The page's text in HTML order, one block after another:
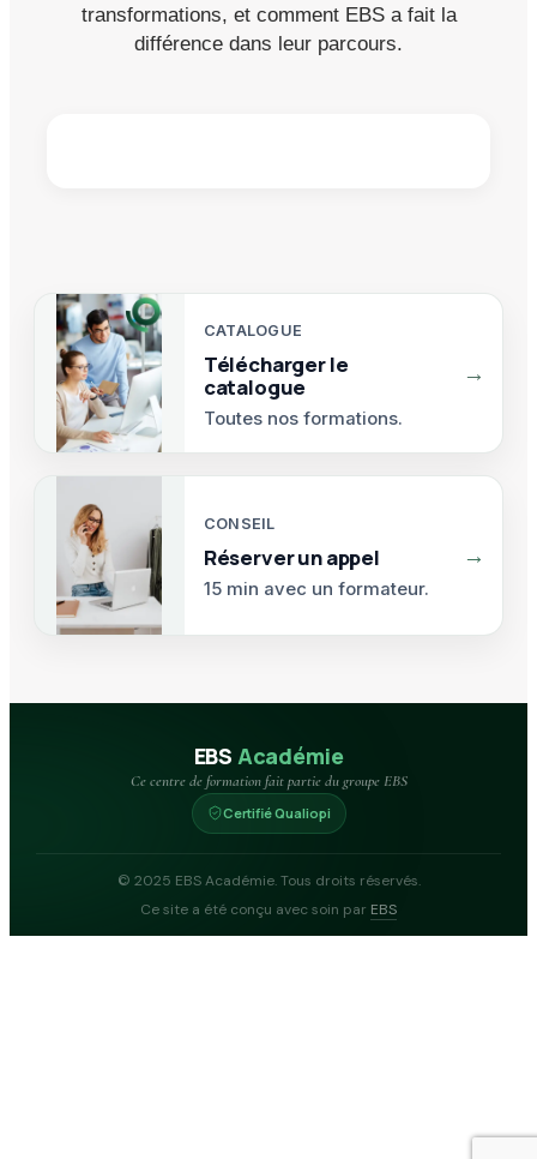
transformations, et comment EBS a fait la
différence dans leur parcours.
CATALOGUE
Télécharger le
catalogue
Toutes nos formations.
→
CONSEIL
Réserver un appel
15 min avec un formateur.
→
EBS Académie
Ce centre de formation fait partie du groupe EBS
Certifié Qualiopi
© 2025 EBS Académie. Tous droits réservés.
Ce site a été conçu avec soin par EBS